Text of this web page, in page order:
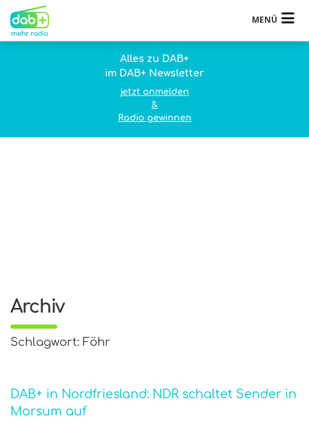
MENÜ
Alles zu DAB+
im DAB+ Newsletter
jetzt anmelden
&
Radio gewinnen
Archiv
Schlagwort: Föhr
DAB+ in Nordfriesland: NDR schaltet Sender in
Morsum auf